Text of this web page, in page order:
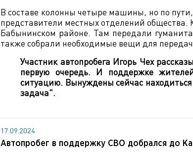
В составе колонны четыре машины, но по
представители местных отделений общества.
Бабынинском районе. Там передали
также собрали необходимые вещи для
Участник автопробега Игорь Чех
первую очередь. И поддержке
ситуацию. Вынуждены сейчас
задача".
17.09.2024
Автопробег в поддержку СВО добрался до